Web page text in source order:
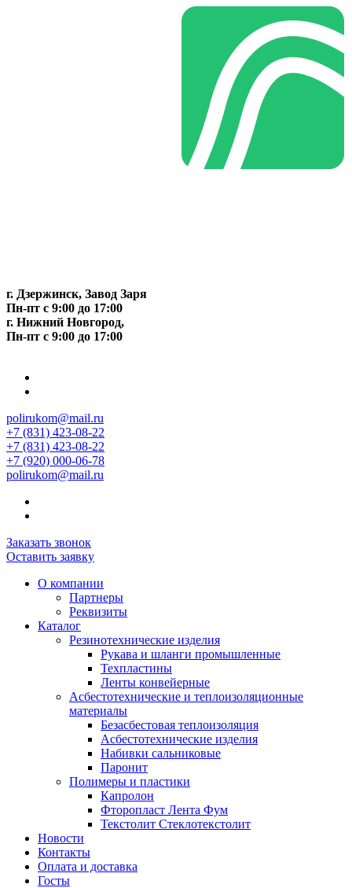
г. Дзержинск, Завод Заря
Пн-пт c 9:00 до 17:00
г. Нижний Новгород,
Пн-пт c 9:00 до 17:00
polirukom@mail.ru
+7 (831) 423-08-22
+7 (831) 423-08-22
+7 (920) 000-06-78
polirukom@mail.ru
Заказать звонок
Оставить заявку
О компании
Партнеры
Реквизиты
Каталог
Резинотехнические изделия
Рукава и шланги промышленные
Техпластины
Ленты конвейерные
Асбестотехнические и теплоизоляционные
материалы
Безасбестовая теплоизоляция
Асбестотехнические изделия
Набивки сальниковые
Паронит
Полимеры и пластики
Капролон
Фторопласт Лента Фум
Текстолит Стеклотекстолит
Новости
Контакты
Оплата и доставка
Госты